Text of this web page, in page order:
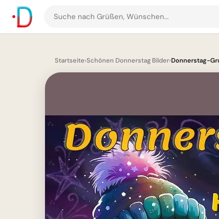
Suche
nach
und
Startseite›Schönen Donnerstag Bilder›Donnerstag-